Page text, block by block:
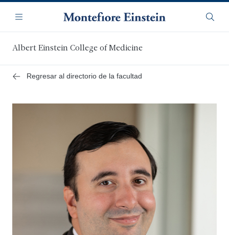
contenido
principal
Navegación
Menú
Albert Einstein College of Medicine
Regresar al directorio de la facultad